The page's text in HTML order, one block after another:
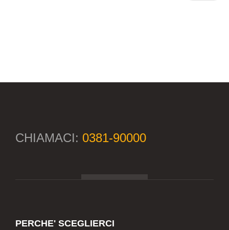
CHIAMACI: 0381-90000
PERCHE' SCEGLIERCI